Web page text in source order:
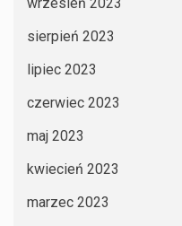
sierpień 2023
lipiec 2023
czerwiec 2023
maj 2023
kwiecień 2023
marzec 2023